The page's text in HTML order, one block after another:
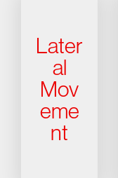
Later
al
Mov
eme
nt